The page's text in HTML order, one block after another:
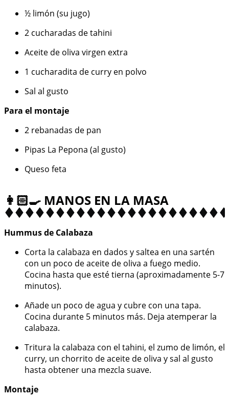
½ limón (su jugo)
2 cucharadas de tahini
Aceite de oliva virgen extra
1 cucharadita de curry en polvo
Sal al gusto
Para el montaje
2 rebanadas de pan
Pipas La Pepona (al gusto)
Queso feta
👩🏻‍🍳 MANOS EN LA MASA
Hummus de Calabaza
Corta la calabaza en dados y saltea en una sartén
con un poco de aceite de oliva a fuego medio.
Cocina hasta que esté tierna (aproximadamente 5-7
minutos).
Añade un poco de agua y cubre con una tapa.
Cocina durante 5 minutos más. Deja atemperar la
calabaza.
Tritura la calabaza con el tahini, el zumo de limón, el
curry, un chorrito de aceite de oliva y sal al gusto
hasta obtener una mezcla suave.
Montaje